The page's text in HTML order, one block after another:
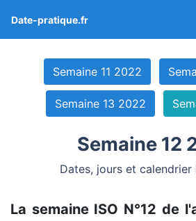
Date-pratique.fr
Semaine 11 2022
Semaine 13 2022
Semaine 12
Dates, jours et calendrier
La semaine ISO N°12 de